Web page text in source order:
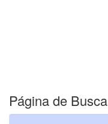
Página de Busca